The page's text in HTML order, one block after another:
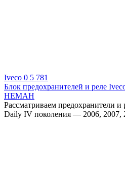
Iveco 0 5 781
Блок предохранителей и реле
НЕМАН
Рассматриваем предохранители и
Daily IV поколения — 2006, 2007,